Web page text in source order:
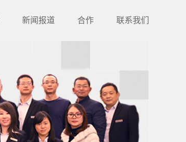
新闻报道 合作 联系我们